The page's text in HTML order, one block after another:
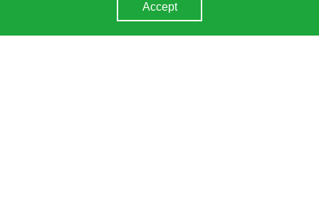
Accept